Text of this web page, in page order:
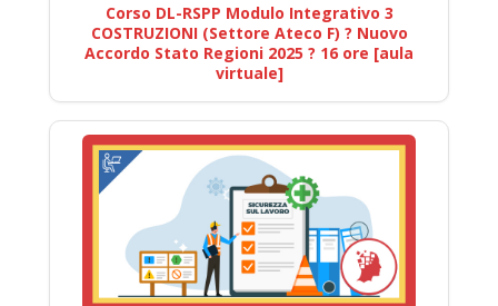
Corso DL-RSPP Modulo Integrativo 3
COSTRUZIONI (Settore Ateco F) ? Nuovo
Accordo Stato Regioni 2025 ? 16 ore [aula
virtuale]